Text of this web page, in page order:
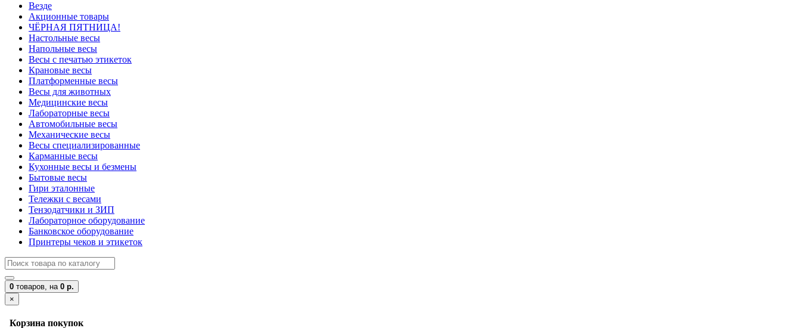
Везде
Акционные товары
ЧЁРНАЯ ПЯТНИЦА!
Настольные весы
Напольные весы
Весы с печатью этикеток
Крановые весы
Платформенные весы
Весы для животных
Медицинские весы
Лабораторные весы
Автомобильные весы
Механические весы
Весы специализированные
Карманные весы
Кухонные весы и безмены
Бытовые весы
Гири эталонные
Тележки с весами
Тензодатчики и ЗИП
Лабораторное оборудование
Банковское оборудование
Принтеры чеков и этикеток
0 товаров, на 0 р.
×
Корзина покупок